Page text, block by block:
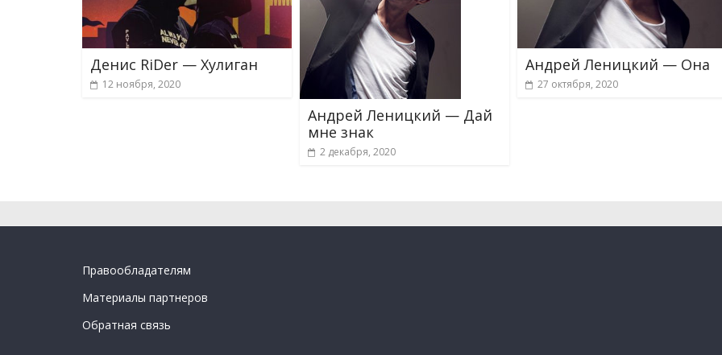
Денис RiDer — Хулиган
12 ноября, 2020
Андрей Леницкий — Дай
мне знак
2 декабря, 2020
Андрей Леницкий — Она
27 октября, 2020
Правообладателям
Материалы партнеров
Обратная связь